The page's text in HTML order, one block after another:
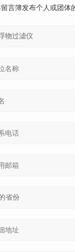
言簿发布个人或团体